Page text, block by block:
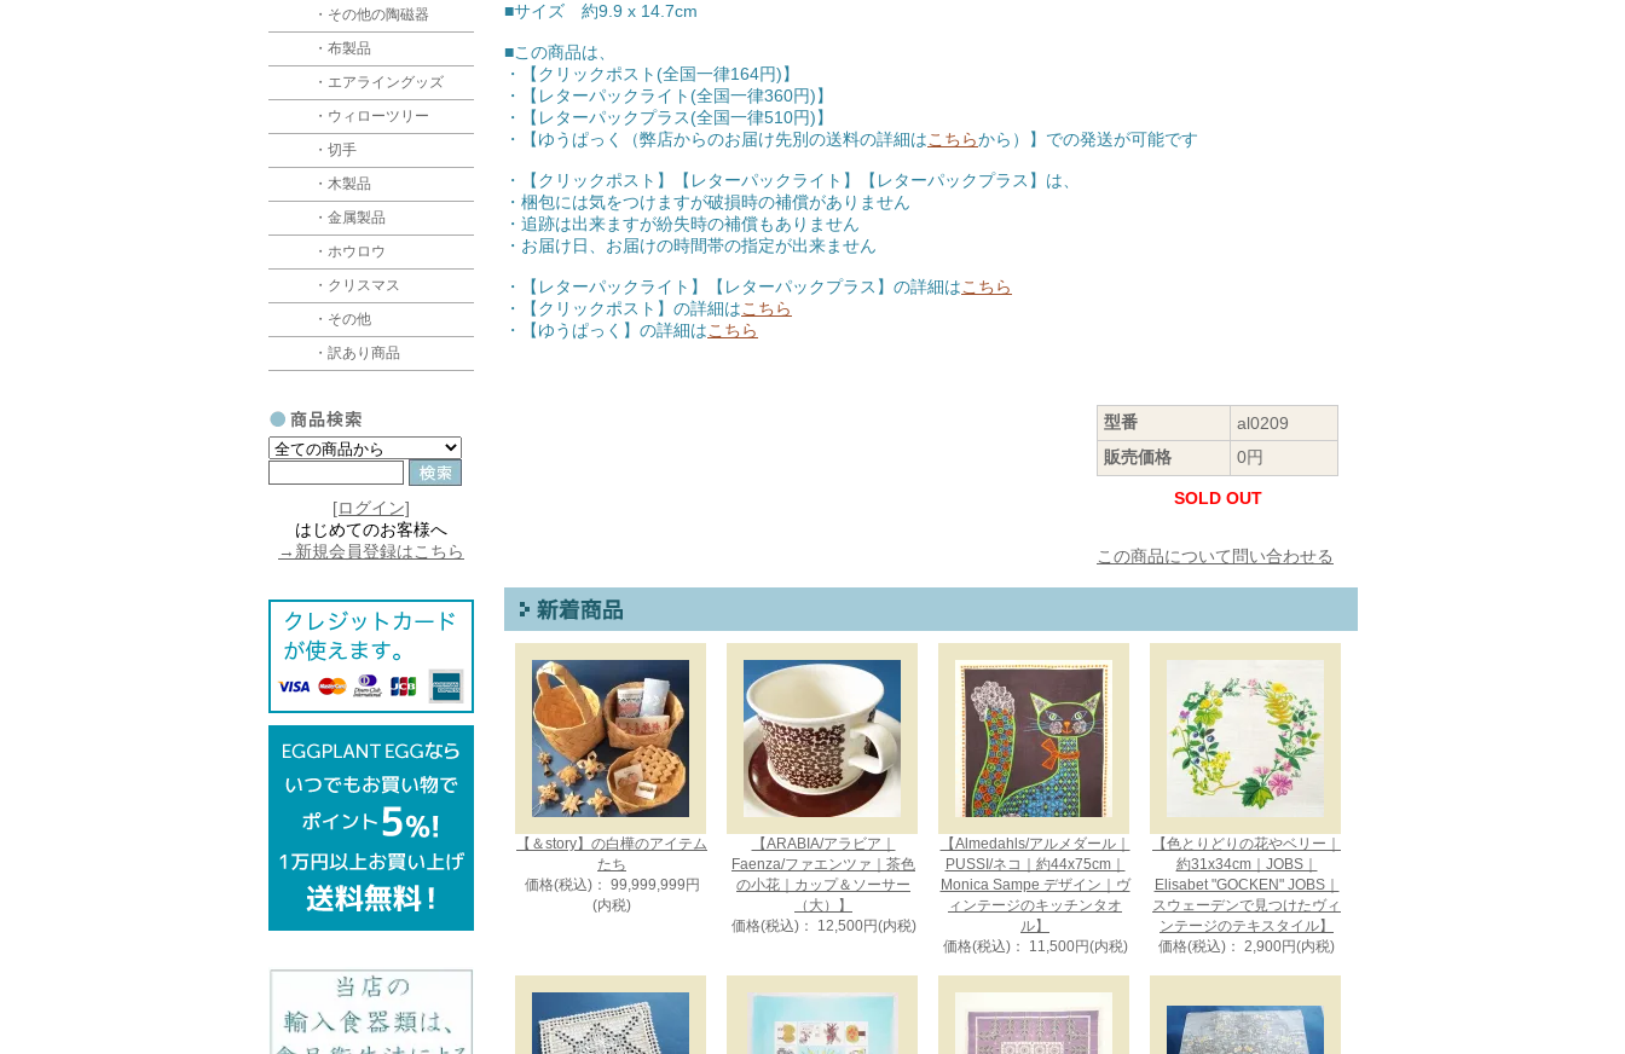
■サイズ 約9.9 x 14.7cm
■この商品は、
・【クリックポスト(全国一律164円)】
・【レターパックライト(全国一律360円)】
・【レターパックプラス(全国一律510円)】
・【ゆうぱっく（弊店からのお届け先別の送料の詳細はこちらから）】での発送が可能です
・【クリックポスト】【レターパックライト】【レターパックプラス】は、
・梱包には気をつけますが破損時の補償がありません
・追跡は出来ますが紛失時の補償もありません
・お届け日、お届けの時間帯の指定が出来ません
・【レターパックライト】【レターパックプラス】の詳細はこちら
・【クリックポスト】の詳細はこちら
・【ゆうぱっく】の詳細はこちら
型番
al0209
販売価格
0円
SOLD OUT
この商品について問い合わせる
【＆story】の白樺のアイテム
たち
価格(税込)： 99,999,999円
(内税)
【ARABIA/アラビア｜
Faenza/ファエンツァ｜茶色
の小花｜カップ＆ソーサー
（大）】
価格(税込)： 12,500円(内税)
【Almedahls/アルメダール｜
PUSSI/ネコ｜約44x75cm｜
Monica Sampe デザイン｜ヴ
ィンテージのキッチンタオ
ル】
価格(税込)： 11,500円(内税)
【色とりどりの花やベリー｜
約31x34cm｜JOBS｜
Elisabet "GOCKEN" JOBS｜
スウェーデンで見つけたヴィ
ンテージのテキスタイル】
価格(税込)： 2,900円(内税)
・その他の陶磁器
・布製品
・エアライングッズ
・ウィローツリー
・切手
・木製品
・金属製品
・ホウロウ
・クリスマス
・その他
・訳あり商品
[ログイン]
はじめてのお客様へ
→新規会員登録はこちら